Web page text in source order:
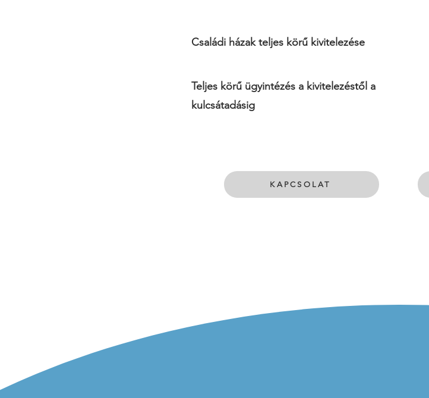
Családi házak teljes körű kivitelezése
Teljes körű ügyintézés a kivitelezéstől a
kulcsátadásig
KAPCSOLAT